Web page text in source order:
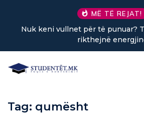
MË TË REJAT!
Nuk keni vullnet për të punuar?
rikthejnë
Tag: qumësht